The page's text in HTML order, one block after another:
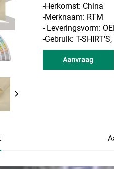
-Herkomst: China
-Merknaam: RTM
- Leveringsvorm:
-Gebruik: T-
Aanvraag